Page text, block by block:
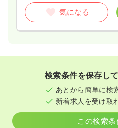
気になる
検索条件を保存し
あとから簡単に検
新着求人を受け取
この検索